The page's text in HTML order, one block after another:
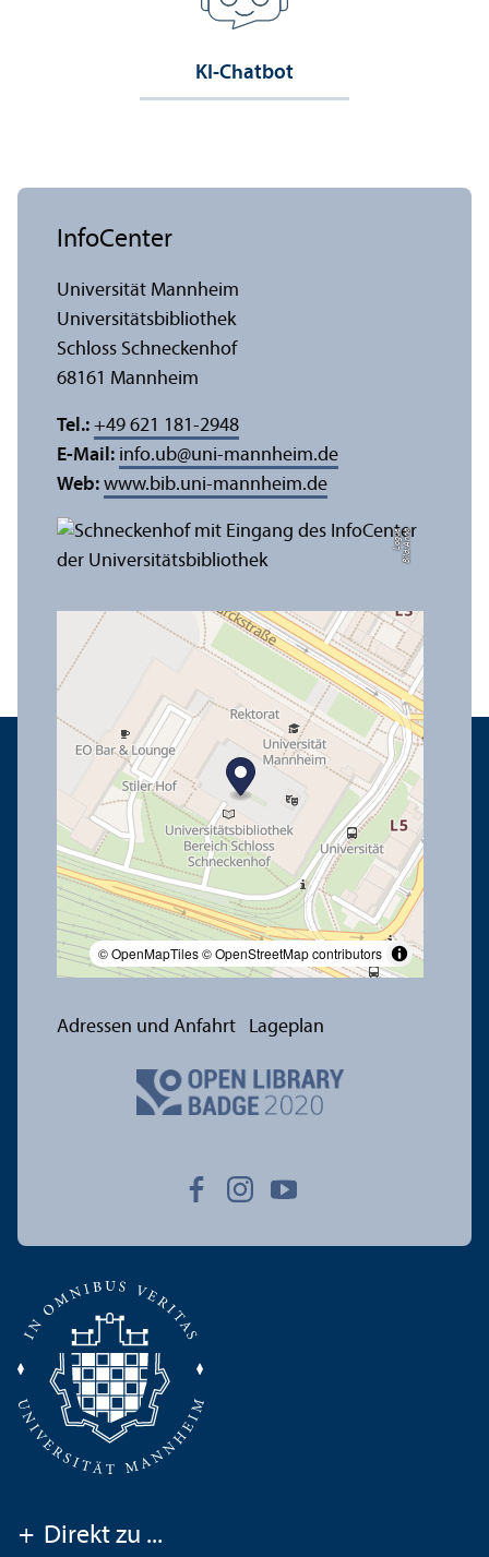
KI-Chatbot
Bil
d:
A
n
n
a
L
o
g
u
e
© OpenMapTiles© OpenStreetMap contributors
InfoCenter
Universität Mannheim
Universitäts­bibliothek
Schloss Schneckenhof
68161 Mannheim
Tel.: +49 621 181-2948
E-Mail: info.ub@uni-mannheim.de
Web: www.bib.uni-mannheim.de
Adressen und Anfahrt Lageplan
+ Direkt zu ...